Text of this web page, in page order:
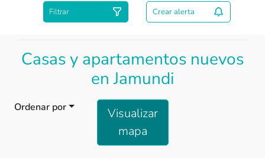
Filtrar Crear alerta
Casas y apartamentos nuevos
en Jamundi
Ordenar por
Visualizar
mapa